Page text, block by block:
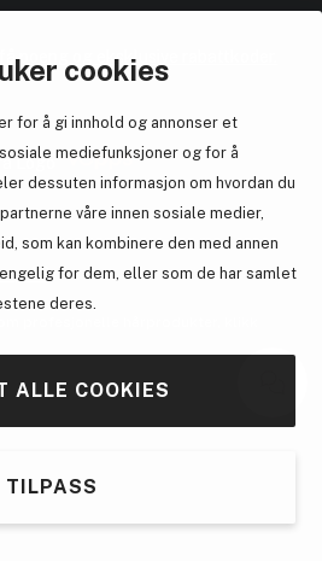
cookies
for å gi innhold og annonser et
mediefunksjoner og for å
dessuten informasjon om hvordan du
våre innen sosiale medier,
som kan kombinere den med annen
for dem, eller som de har samlet
deres.
ALLE COOKIES
TILPASS
poeng og eksklusive rabattkoder.
AS